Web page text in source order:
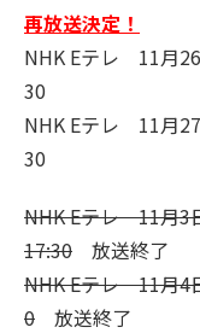
再放送決定！
NHK Eテレ 11月
30
NHK Eテレ 11月
30
NHK Eテレ 11月3
17:30 放送終了
NHK Eテレ 11月4
0 放送終了